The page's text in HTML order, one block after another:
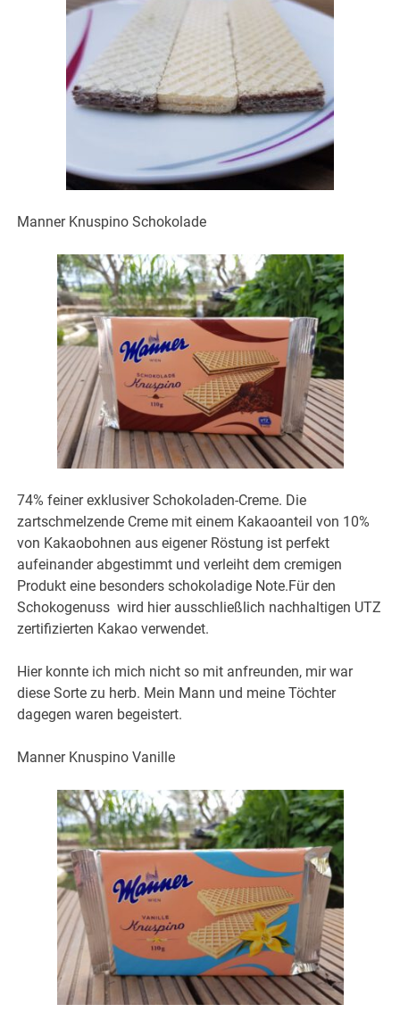
Manner Knuspino Schokolade
74% feiner exklusiver Schokoladen-Creme. Die
zartschmelzende Creme mit einem Kakaoanteil von 10%
von Kakaobohnen aus eigener Röstung ist perfekt
aufeinander abgestimmt und verleiht dem cremigen
Produkt eine besonders schokoladige Note.Für den
Schokogenuss wird hier ausschließlich nachhaltigen UTZ
zertifizierten Kakao verwendet.
Hier konnte ich mich nicht so mit anfreunden, mir war
diese Sorte zu herb. Mein Mann und meine Töchter
dagegen waren begeistert.
Manner Knuspino Vanille